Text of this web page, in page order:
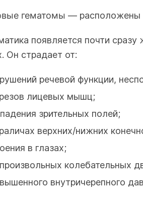
гематомы — расположены
появляется почти
Он страдает от:
речевой функции,
лицевых мышц;
зрительных полей;
верхних/нижних
в глазах;
колебательных
внутричерепного